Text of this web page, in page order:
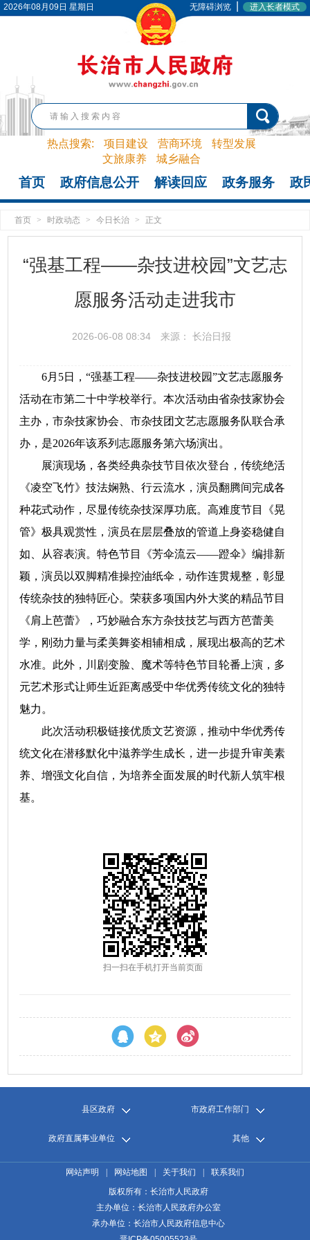
2026年08月09日 星期日 无障碍浏览 进入长者模式
热点搜索: 项目建设 营商环境
转型发展
文旅康养
城乡融合
首页 政府信息公开 解读回应 政务服务 政
首页 > 时政动态 > 今日长治 > 正文
“强基工程——杂技进校园”文艺志
愿服务活动走进我市
2026-06-08 08:34 来源： 长治日报
6月5日，“强基工程——杂技进校园”文艺志愿服务
活动在市第二十中学校举行。本次活动由省杂技家协会
主办，市杂技家协会、市杂技团文艺志愿服务队联合承
办，是2026年该系列志愿服务第六场演出。
展演现场，各类经典杂技节目依次登台，传统绝活
《凌空飞竹》技法娴熟、行云流水，演员翻腾间完成各
种花式动作，尽显传统杂技深厚功底。高难度节目《晃
管》极具观赏性，演员在层层叠放的管道上身姿稳健自
如、从容表演。特色节目《芳伞流云——蹬伞》编排新
颖，演员以双脚精准操控油纸伞，动作连贯规整，彰显
传统杂技的独特匠心。荣获多项国内外大奖的精品节目
《肩上芭蕾》，巧妙融合东方杂技技艺与西方芭蕾美
学，刚劲力量与柔美舞姿相辅相成，展现出极高的艺术
水准。此外，川剧变脸、魔术等特色节目轮番上演，多
元艺术形式让师生近距离感受中华优秀传统文化的独特
魅力。
此次活动积极链接优质文艺资源，推动中华优秀传
统文化在潜移默化中滋养学生成长，进一步提升审美素
养、增强文化自信，为培养全面发展的时代新人筑牢根
基。
扫一扫在手机打开当前页面
县区政府 市政府工作部门
政府直属事业单位 其他
网站声明 网站地图 关于我们
联系我们
版权所有：长治市人民政府
主办单位：长治市人民政府办公室
承办单位：长治市人民政府信息中心